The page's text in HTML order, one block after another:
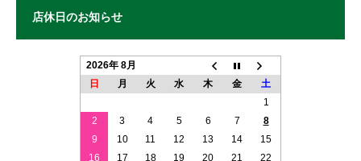
店休日のお知らせ
2026年 8月
日
月 火 水 木 金
土
1
2
3 4 5 6 7
8
9
10 11 12 13 14
15
16
17 18 19 20 21
22